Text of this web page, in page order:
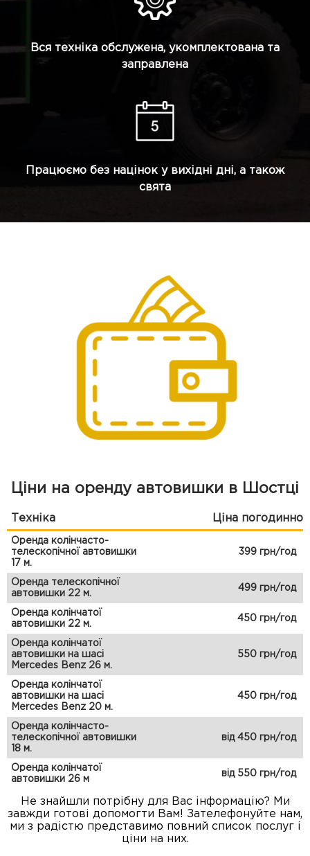
Вся техніка обслужена, укомплектована та
заправлена
Працюємо без націнок у вихідні дні, а також
свята
Ціни на оренду автовишки в Шостці
Техніка Ціна погодинно
Оренда колінчасто-
телескопічної автовишки
17 м.
399 грн/год
Оренда телескопічної
автовишки 22 м.
499 грн/год
Оренда колінчатої
автовишки 22 м.
450 грн/год
Оренда колінчатої
автовишки на шасі
Mercedes Benz 26 м.
550 грн/год
Оренда колінчатої
автовишки на шасі
Mercedes Benz 20 м.
450 грн/год
Оренда колінчасто-
телескопічної автовишки
18 м.
від 450 грн/год
Оренда колінчатої
автовишки 26 м
від 550 грн/год
Не знайшли потрібну для Вас інформацію? Ми
завжди готові допомогти Вам! Зателефонуйте нам,
ми з радістю представимо повний список послуг і
ціни на них.